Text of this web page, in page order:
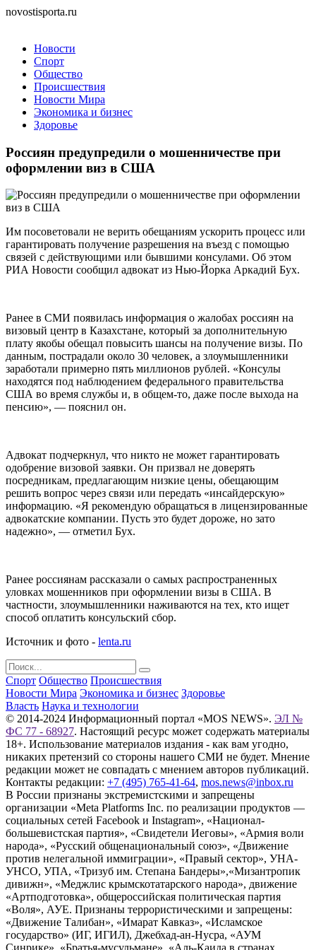
novostisporta.ru
Новости
Спорт
Общество
Происшествия
Новости Мира
Экономика и бизнес
Здоровье
Россиян предупредили о мошенничестве при
оформлении виз в США
Им посоветовали не верить обещаниям ускорить процесс или
гарантировать получение разрешения на въезд с помощью
связей с действующими или бывшими консулами. Об этом
РИА Новости сообщил адвокат из Нью-Йорка Аркадий Бух.
Ранее в СМИ появилась информация о жалобах россиян на
визовый центр в Казахстане, который за дополнительную
плату якобы обещал повысить шансы на получение визы. По
данным, пострадали около 30 человек, а злоумышленники
заработали примерно пять миллионов рублей. «Консулы
находятся под наблюдением федерального правительства
США во время службы и, в общем-то, даже после выхода на
пенсию», — пояснил он.
Адвокат подчеркнул, что никто не может гарантировать
одобрение визовой заявки. Он призвал не доверять
посредникам, предлагающим низкие цены, обещающим
решить вопрос через связи или передать «инсайдерскую»
информацию. «Я рекомендую обращаться в лицензированные
адвокатские компании. Пусть это будет дороже, но зато
надежно», — отметил Бух.
Ранее россиянам рассказали о самых распространенных
уловках мошенников при оформлении визы в США. В
частности, злоумышленники наживаются на тех, кто ищет
способ оплатить консульский сбор.
Источник и фото - lenta.ru
Спорт Общество Происшествия
Новости Мира Экономика и бизнес Здоровье
Власть Наука и технологии
© 2014-2024 Информационный портал «MOS NEWS». ЭЛ №
ФС 77 - 68927. Настоящий ресурс может содержать материалы
18+. Использование материалов издания - как вам угодно,
никаких претензий со стороны нашего СМИ не будет. Мнение
редакции может не совпадать с мнением авторов публикаций.
Контакты редакции: +7 (495) 765-41-64, mos.news@inbox.ru
В России признаны экстремистскими и запрещены
организации «Meta Platforms Inc. по реализации продуктов —
социальных сетей Facebook и Instagram», «Национал-
большевистская партия», «Свидетели Иеговы», «Армия воли
народа», «Русский общенациональный союз», «Движение
против нелегальной иммиграции», «Правый сектор», УНА-
УНСО, УПА, «Тризуб им. Степана Бандеры»,«Мизантропик
дивижн», «Меджлис крымскотатарского народа», движение
«Артподготовка», общероссийская политическая партия
«Воля», АУЕ. Признаны террористическими и запрещены:
«Движение Талибан», «Имарат Кавказ», «Исламское
государство» (ИГ, ИГИЛ), Джебхад-ан-Нусра, «АУМ